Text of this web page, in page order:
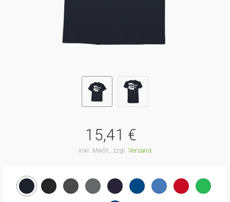
15,41 €
inkl. MwSt., zzgl. Versand